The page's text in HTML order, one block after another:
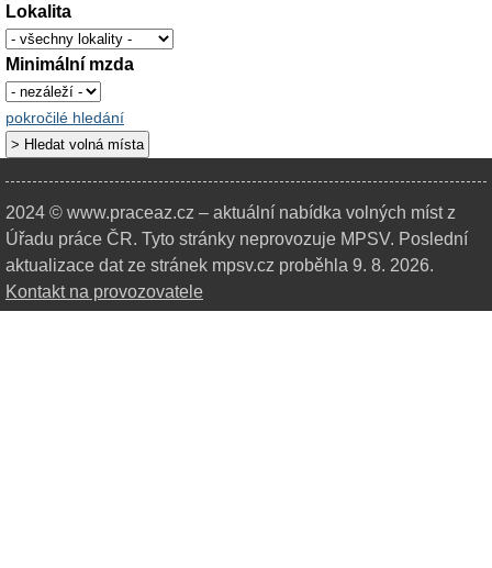
Lokalita
Minimální mzda
pokročilé hledání
2024 © www.praceaz.cz – aktuální nabídka volných míst z
Úřadu práce ČR. Tyto stránky neprovozuje MPSV. Poslední
aktualizace dat ze stránek mpsv.cz proběhla 9. 8. 2026.
Kontakt na provozovatele